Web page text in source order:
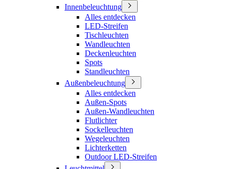
Innenbeleuchtung
Alles entdecken
LED-Streifen
Tischleuchten
Wandleuchten
Deckenleuchten
Spots
Standleuchten
Außenbeleuchtung
Alles entdecken
Außen-Spots
Außen-Wandleuchten
Flutlichter
Sockelleuchten
Wegeleuchten
Lichterketten
Outdoor LED-Streifen